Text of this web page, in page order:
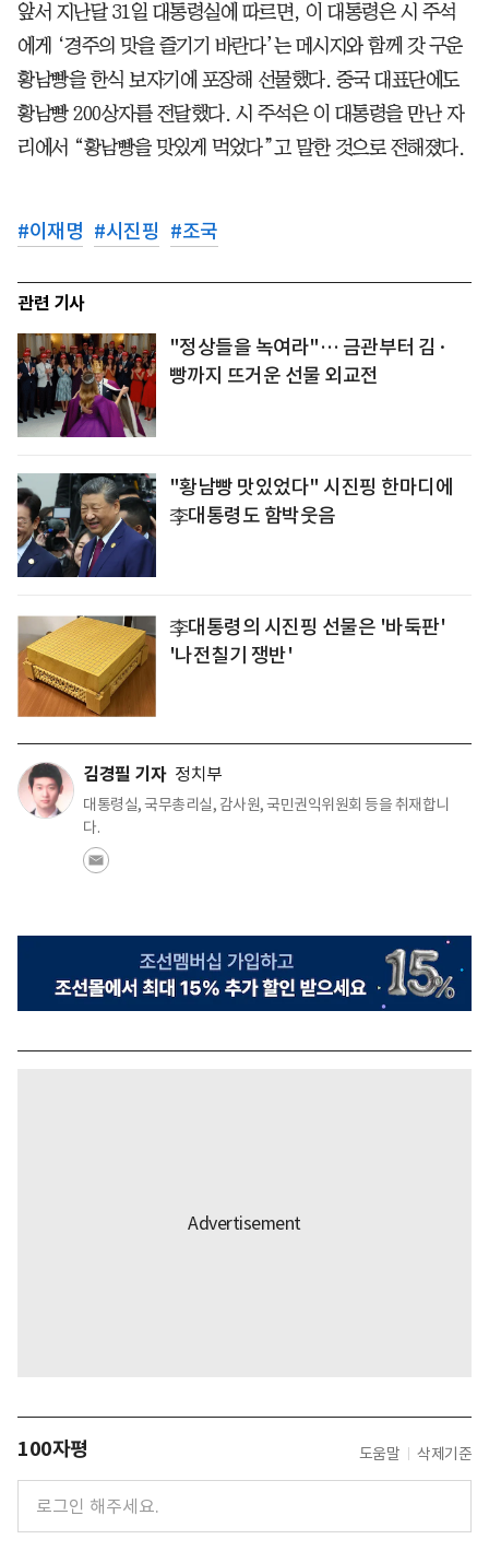
앞서 지난달 31일 대통령실에 따르면, 이 대통령은 시 주석
에게 ‘경주의 맛을 즐기기 바란다’는 메시지와 함께 갓 구운
황남빵을 한식 보자기에 포장해 선물했다. 중국 대표단에도
황남빵 200상자를 전달했다. 시 주석은 이 대통령을 만난 자
리에서 “황남빵을 맛있게 먹었다”고 말한 것으로 전해졌다.
#이재명 #시진핑 #조국
관련 기사
"정상들을 녹여라"… 금관부터 김·
빵까지 뜨거운 선물 외교전
"황남빵 맛있었다" 시진핑 한마디에
李대통령도 함박웃음
李대통령의 시진핑 선물은 '바둑판'
'나전칠기 쟁반'
김경필 기자 정치부
대통령실, 국무총리실, 감사원, 국민권익위원회 등을 취재합니
다.
100자평 도움말 삭제기준